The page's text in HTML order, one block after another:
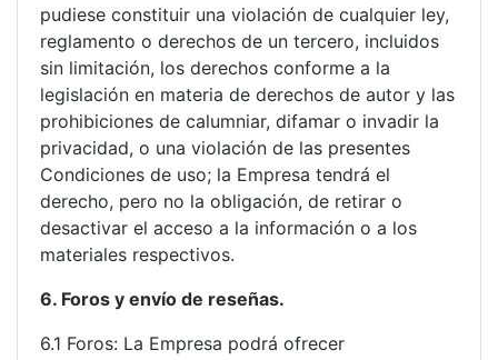
pudiese constituir una violación de cualquier ley,
reglamento o derechos de un tercero, incluidos
sin limitación, los derechos conforme a la
legislación en materia de derechos de autor y las
prohibiciones de calumniar, difamar o invadir la
privacidad, o una violación de las presentes
Condiciones de uso; la Empresa tendrá el
derecho, pero no la obligación, de retirar o
desactivar el acceso a la información o a los
materiales respectivos.
6. Foros y envío de reseñas.
6.1 Foros: La Empresa podrá ofrecer